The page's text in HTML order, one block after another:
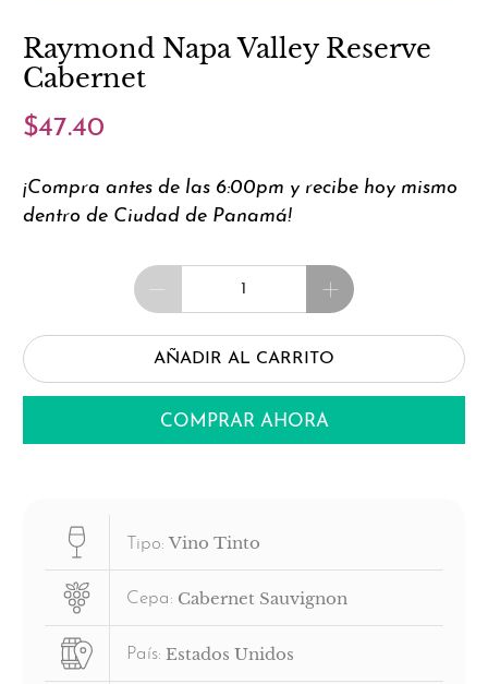
Raymond Napa Valley Reserve
Cabernet
$47.40
¡Compra antes de las 6:00pm y recibe hoy mismo
dentro de Ciudad de Panamá!
Cantidad
AÑADIR AL CARRITO
COMPRAR AHORA
Tipo: Vino Tinto
Cepa: Cabernet Sauvignon
País: Estados Unidos